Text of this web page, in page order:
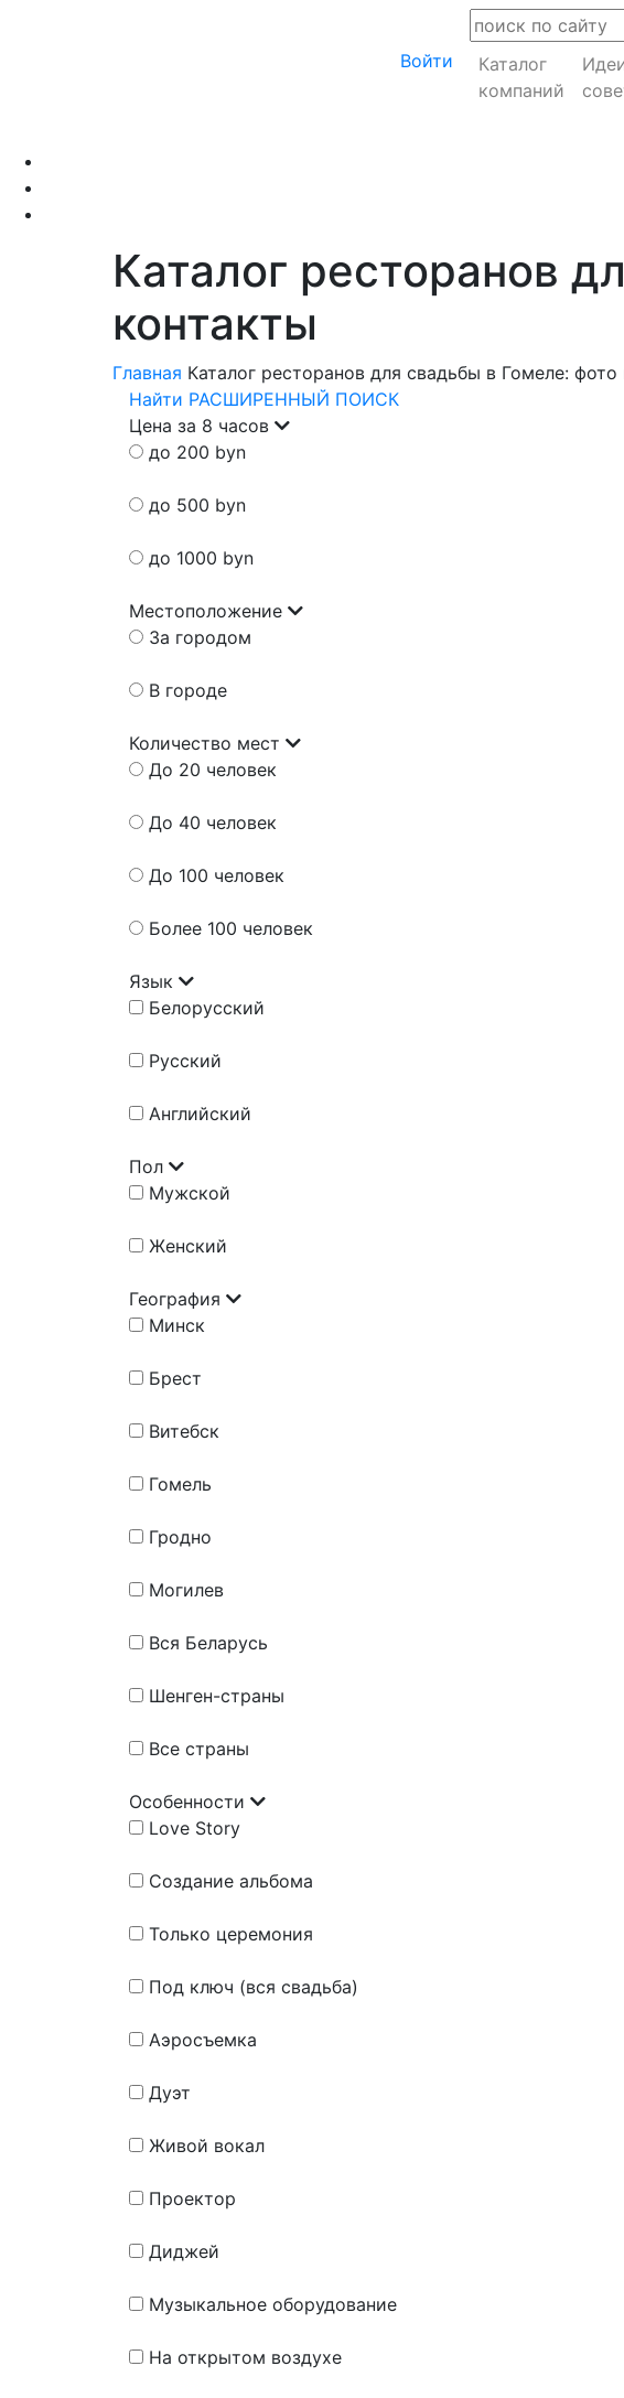
Войти
Каталог
компаний
Каталог ресторанов
контакты
Главная Каталог ресторанов для свадьбы в Гомеле: фото
Найти РАСШИРЕННЫЙ ПОИСК
Цена за 8 часов
до 200 byn
до 500 byn
до 1000 byn
Местоположение
За городом
В городе
Количество мест
До 20 человек
До 40 человек
До 100 человек
Более 100 человек
Язык
Белорусский
Русский
Английский
Пол
Мужской
Женский
География
Минск
Брест
Витебск
Гомель
Гродно
Могилев
Вся Беларусь
Шенген-страны
Все страны
Особенности
Love Story
Создание альбома
Только церемония
Под ключ (вся свадьба)
Аэросъемка
Дуэт
Живой вокал
Проектор
Диджей
Музыкальное оборудование
На открытом воздухе